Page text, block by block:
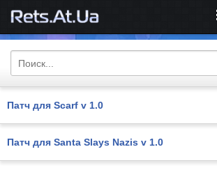
Патч для Scarf v 1.0
Патч для Santa Slays Nazis v 1.0